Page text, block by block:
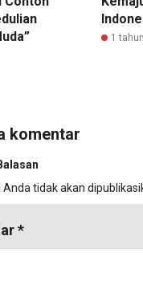
1
komentar
tidak akan
*